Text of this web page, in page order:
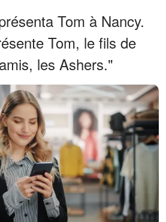
Tom à Nancy.
Tom, le fils de
les Ashers."